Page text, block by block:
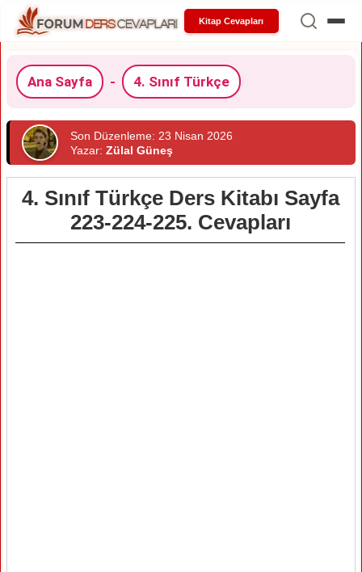
Kitap Cevapları
Ana Sayfa - 4. Sınıf Türkçe
Son Düzenleme: 23 Nisan 2026
Yazar: Zülal Güneş
4. Sınıf Türkçe Ders Kitabı Sayfa
223-224-225. Cevapları